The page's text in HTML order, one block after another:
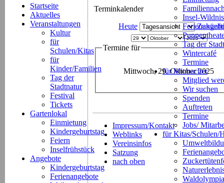
Insel-
Tag der
Wintercafé
Termine
für Mitmacher
Mitglied
Wir suchen
Spenden
Auftreten
Termine
Jobs/
für Kitas/Schulen/
Startseite
Aktuelles
Veranstaltungen
Kultur
für
Schulen/Kitas
für
Kinder/Familien
Tag der
Stadtnatur
Festival
Tickets
Gartenlokal
Einmietung
Kindergeburtstag
Feiern
Inselfrühstück
Angebote
Kindergeburtstag
Ferienangebote
Terminkalender
Heute
Termine für
Mittwoch, 29. Oktober 2025
Impressum/Kontakt
Weblinks
Vereinsinfos
Satzung
nach oben